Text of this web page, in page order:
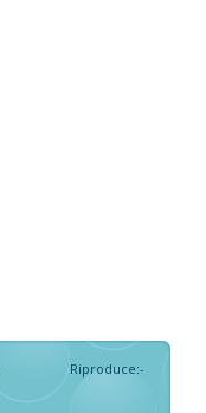
Riproduce:-